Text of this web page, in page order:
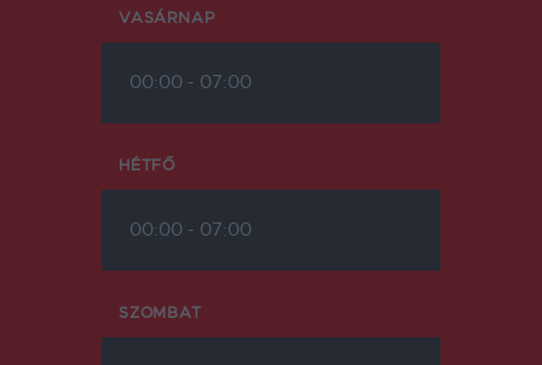
VASÁRNAP
00:00 - 07:00
HÉTFŐ
00:00 - 07:00
SZOMBAT